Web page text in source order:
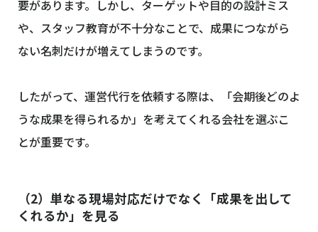
要があります。しかし、ターゲットや目的の設計ミス
や、スタッフ教育が不十分なことで、成果につながら
ない名刺だけが増えてしまうのです。
したがって、運営代行を依頼する際は、「会期後どのよ
うな成果を得られるか」を考えてくれる会社を選ぶこ
とが重要です。
（2）単なる現場対応だけでなく「成果を出して
くれるか」を見る